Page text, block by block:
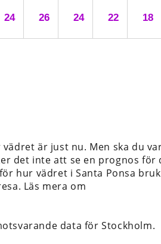
24 26 24 22 18
är just nu. Men ska du
det inte att se en prognos för
hur vädret i Santa Ponsa
Läs mera om
data för Stockholm.